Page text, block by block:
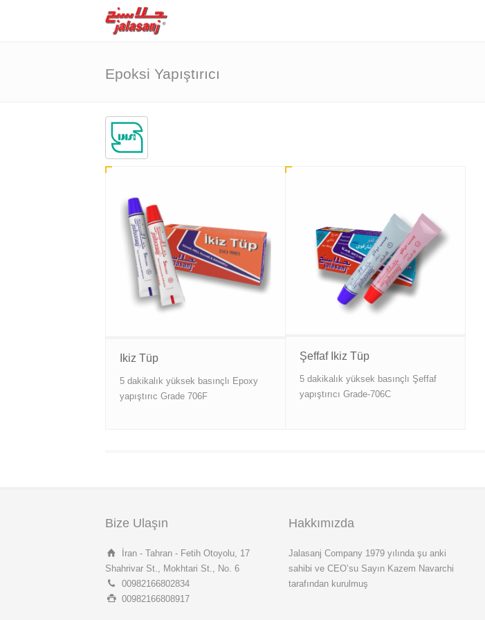
Epoksi Yapıştırıcı
Ikiz Tüp
5 dakikalık yüksek basınçlı Epoxy
yapıştırıc Grade 706F
Şeffaf Ikiz Tüp
5 dakikalık yüksek basınçlı Şeffaf
yapıştırıcı Grade-706C
Bize Ulaşın
İran - Tahran - Fetih Otoyolu, 17
Shahrivar St., Mokhtari St., No. 6
00982166802834
00982166808917
Hakkımızda
Jalasanj Company 1979 yılında şu anki
sahibi ve CEO’su Sayın Kazem Navarchi
tarafından kurulmuş